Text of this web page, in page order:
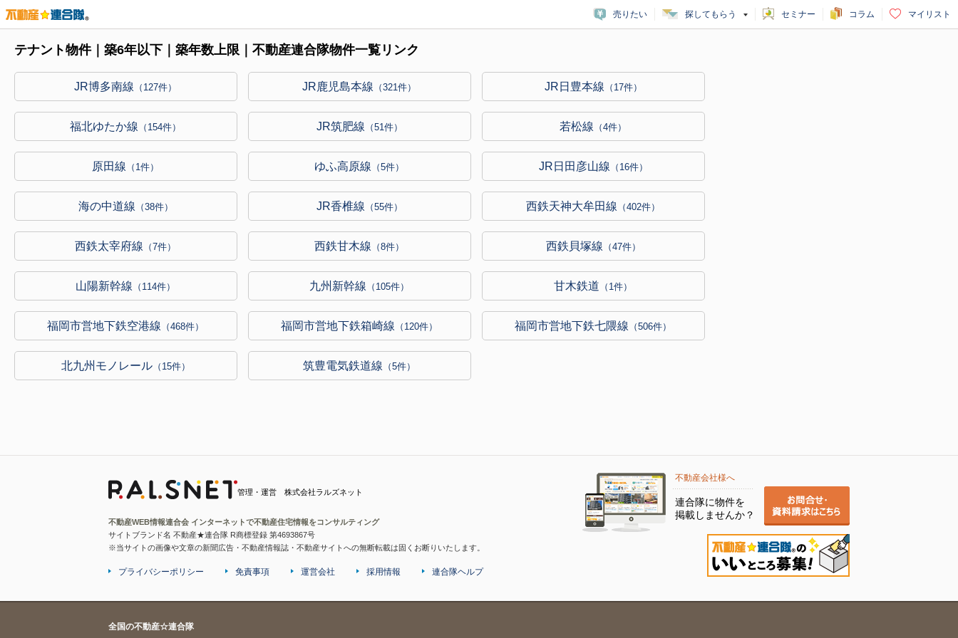
売りたい 探してもらう セミナー コラム マイリスト
テナント物件｜築6年以下｜築年数上限｜不動産連合隊物件一覧リンク
JR博多南線 （127件） JR鹿児島本線 （321件） JR日豊本線 （17件）
福北ゆたか線 （154件） JR筑肥線 （51件） 若松線 （4件）
原田線 （1件） ゆふ高原線 （5件） JR日田彦山線 （16件）
海の中道線 （38件） JR香椎線 （55件） 西鉄天神大牟田線 （402件）
西鉄太宰府線 （7件） 西鉄甘木線 （8件） 西鉄貝塚線 （47件）
山陽新幹線 （114件） 九州新幹線 （105件） 甘木鉄道 （1件）
福岡市営地下鉄空港線 （468件） 福岡市営地下鉄箱崎線 （120件） 福岡市営地下鉄七隈線 （506件）
北九州モノレール（15件） 筑豊電気鉄道線 （5件）
管理・運営 株式会社ラルズネット
不動産WEB情報連合会 インターネットで不動産住宅情報をコンサルティング
サイトブランド名 不動産★連合隊 R商標登録 第4693867号
※当サイトの画像や文章の新聞広告・不動産情報誌・不動産サイトへの無断転載は固くお断りいたします。
不動産会社様へ
連合隊に物件を
掲載しませんか？
プライバシーポリシー 免責事項 運営会社 採用情報 連合隊ヘルプ